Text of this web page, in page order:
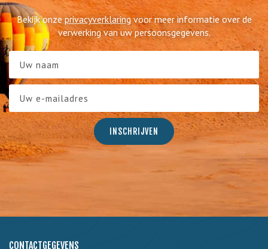
Bekijk onzeprivacyverklaringvoor meer informatie over de
verwerking van uw persoonsgegevens.
CONTACTGEGEVENS